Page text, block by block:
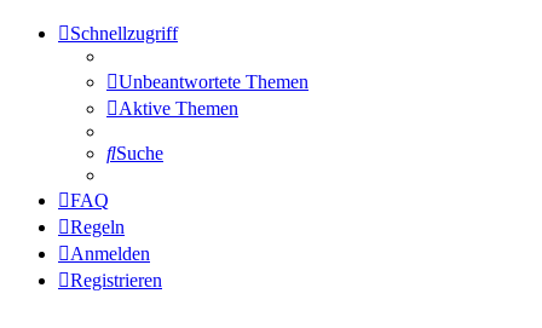
Schnellzugriff
Unbeantwortete Themen
Aktive Themen
Suche
FAQ
Regeln
Anmelden
Registrieren